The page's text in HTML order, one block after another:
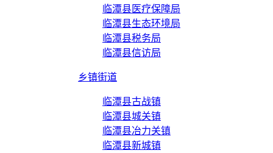
临潭县医疗保障局
临潭县生态环境局
临潭县税务局
临潭县信访局
乡镇街道
临潭县古战镇
临潭县城关镇
临潭县冶力关镇
临潭县新城镇